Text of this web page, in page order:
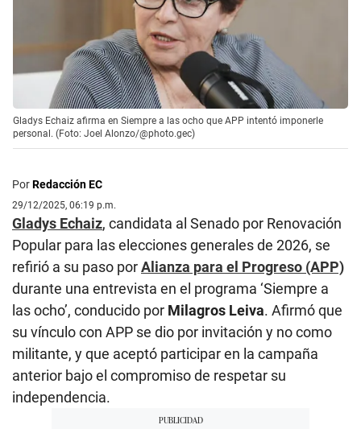
Gladys Echaiz afirma en Siempre a las ocho que APP intentó imponerle
personal. (Foto: Joel Alonzo/@photo.gec)
PorRedacción EC
29/12/2025, 06:19 p.m.
Gladys Echaiz, candidata al Senado por Renovación
Popular para las elecciones generales de 2026, se
refirió a su paso porAlianza para el Progreso (APP)
durante una entrevista en el programa ‘Siempre a
las ocho’, conducido por Milagros Leiva. Afirmó que
su vínculo con APP se dio por invitación y no como
militante, y que aceptó participar en la campaña
anterior bajo el compromiso de respetar su
independencia.